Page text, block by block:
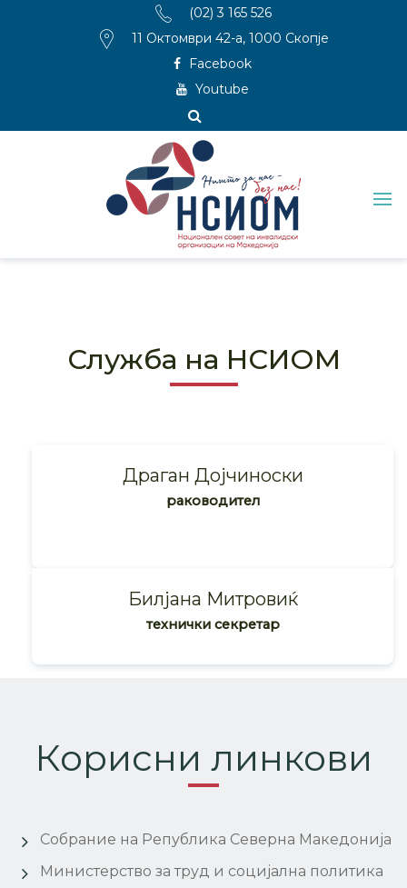
(02) 3 165 526
11 Октомври 42-а, 1000 Скопје
Facebook
Youtube
Служба на НСИОМ
Драган Дојчиноски
раководител
Билјана Митровиќ
технички секретар
Корисни линкови
Собрание на Република Северна Македонија
Министерство за труд и социјална политика